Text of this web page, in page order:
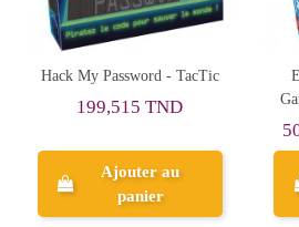
Hack My Password - TacTic
199,515 TND
Ajouter au
panier